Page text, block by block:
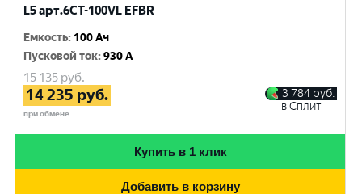
L5 арт.6СТ-100VL EFBR
Емкость: 100 Ач
Пусковой ток:930 A
15 135руб.
14 235 руб.
при обмене
3 784 руб.
в Сплит
Купить в 1 клик
Добавить в корзину